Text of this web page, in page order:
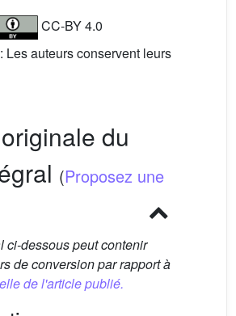
CC-BY 4.0
Les auteurs conservent leurs
du
(Proposez une
ci-dessous peut contenir
de conversion par rapport à
de l'article publié.